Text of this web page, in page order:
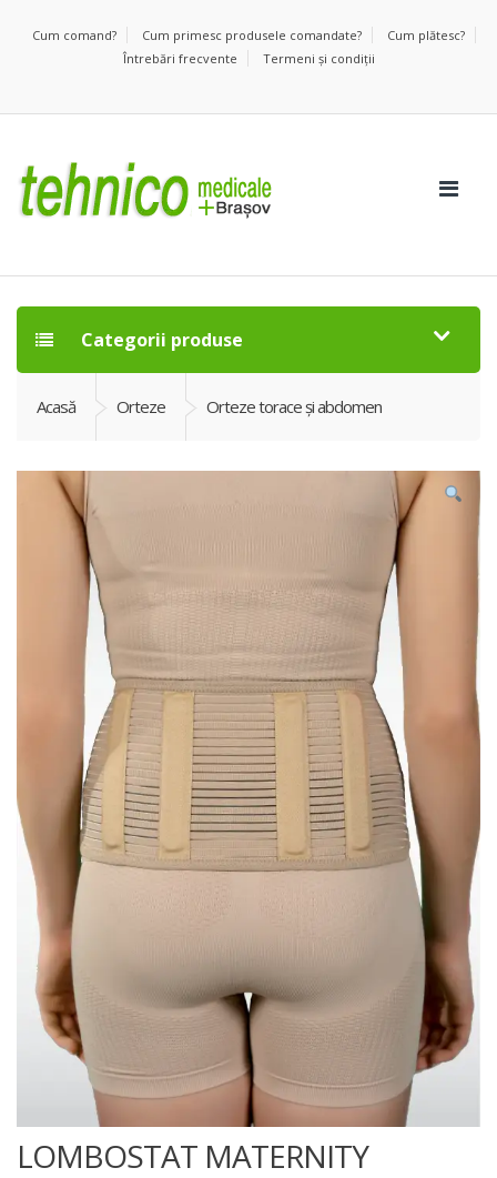
Cum comand? Cum primesc produsele comandate?
Cum plătesc?
Întrebări frecvente
Termeni şi condiţii
Categorii produse
Acasă Orteze Orteze torace și abdomen
LOMBOSTAT MATERNITY